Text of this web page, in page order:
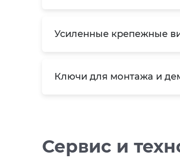
Усиленные крепежные
Ключи для монтажа и
Сервис и